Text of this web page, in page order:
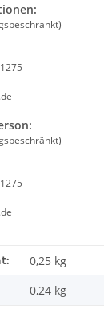
0,25 kg
0,24 kg